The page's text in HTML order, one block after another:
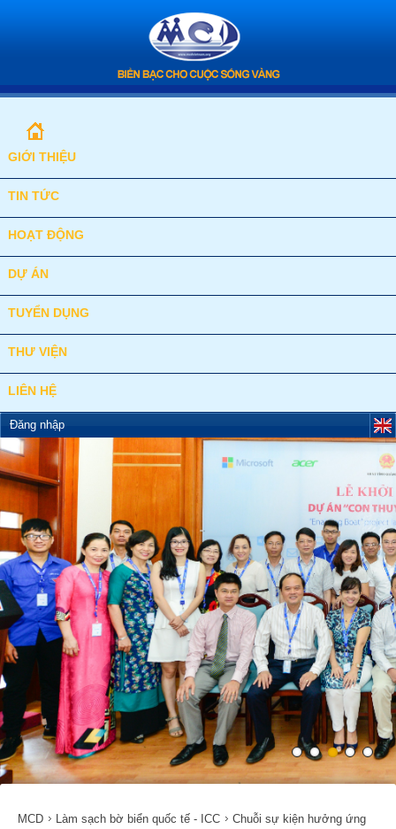
GIỚI THIỆU
TIN TỨC
HOẠT ĐỘNG
DỰ ÁN
TUYỂN DỤNG
THƯ VIỆN
LIÊN HỆ
Đăng nhập
MCD Làm sạch bờ biển quốc tế - ICC
Chuỗi sự kiện hưởng ứng